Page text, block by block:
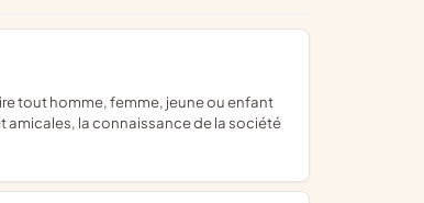
la connaissance de la société